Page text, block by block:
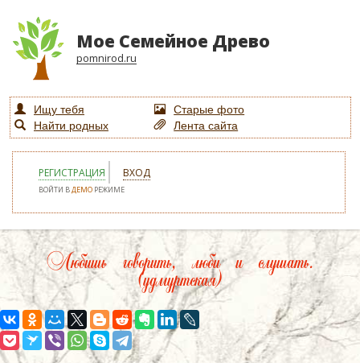
Мое Семейное Древо
pomnirod.ru
Ищу тебя
Старые фото
Найти родных
Лента сайта
РЕГИСТРАЦИЯ ВХОД
ВОЙТИ ВДЕМО РЕЖИМЕ
Любишь говорить, люби и слушать.
(удмуртская)